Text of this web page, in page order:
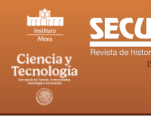
Reseña del libro: Libertad